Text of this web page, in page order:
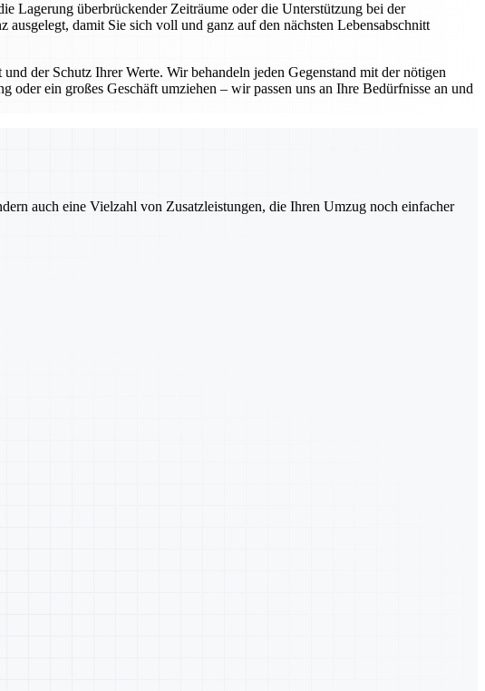
Lagerung überbrückender Zeiträume oder die Unterstützung bei der
damit Sie sich voll und ganz auf den nächsten Lebensabschnitt
der Schutz Ihrer Werte. Wir behandeln jeden Gegenstand mit der nötigen
ein großes Geschäft umziehen – wir passen uns an Ihre Bedürfnisse an und
auch eine Vielzahl von Zusatzleistungen, die Ihren Umzug noch einfacher